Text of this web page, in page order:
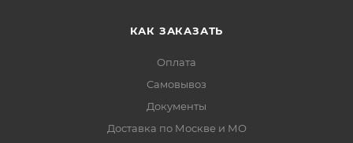
КАК ЗАКАЗАТЬ
Оплата
Самовывоз
Документы
Доставка по Москве и МО